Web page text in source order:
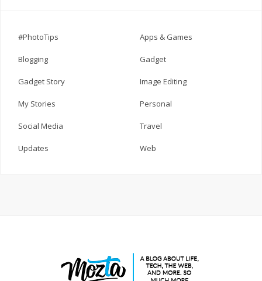
#PhotoTips Apps & Games
Blogging Gadget
Gadget Story Image Editing
My Stories Personal
Social Media Travel
Updates Web